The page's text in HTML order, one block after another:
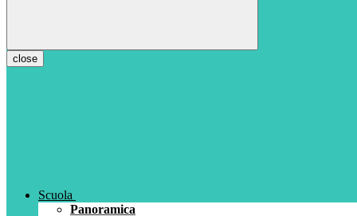
close
Scuola
Panoramica